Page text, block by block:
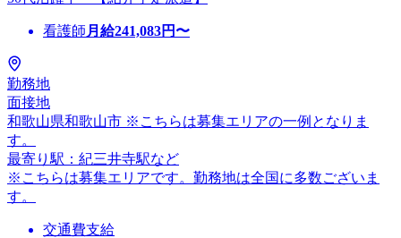
看護師 月給241,083円〜
勤務地
面接地
和歌山県和歌山市 ※こちらは募集エリアの一例となりま
す。
最寄り駅：紀三井寺駅など
※こちらは募集エリアです。勤務地は全国に多数ございま
す。
交通費支給